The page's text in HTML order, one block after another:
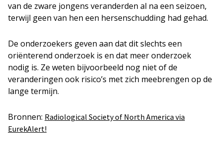
van de zware jongens veranderden al na een seizoen,
terwijl geen van hen een hersenschudding had gehad.
De onderzoekers geven aan dat dit slechts een
oriënterend onderzoek is en dat meer onderzoek
nodig is. Ze weten bijvoorbeeld nog niet of de
veranderingen ook risico’s met zich meebrengen op de
lange termijn.
Bronnen: Radiological Society of North America via
EurekAlert!